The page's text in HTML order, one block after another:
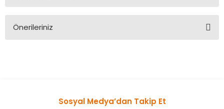
Önerileriniz
Ürün resmi kalitesiz, bozuk veya görüntülenemiyor.
Sosyal Medya’dan Takip Et